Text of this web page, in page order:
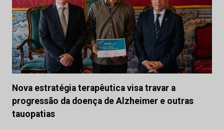
Nova estratégia terapêutica visa travar a
progressão da doença de Alzheimer e outras
tauopatias